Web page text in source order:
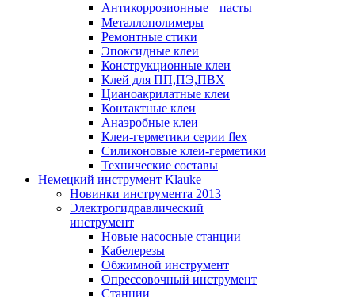
Антикоррозионные пасты
Металлополимеры
Ремонтные стики
Эпоксидные клеи
Конструкционные клеи
Клей для ПП,ПЭ,ПВХ
Цианоакрилатные клеи
Контактные клеи
Анаэробные клеи
Клеи-герметики серии flex
Силиконовые клеи-герметики
Технические составы
Немецкий инструмент Klauke
Новинки инструмента 2013
Электрогидравлический
инструмент
Новые насосные станции
Кабелерезы
Обжимной инструмент
Опрессовочный инструмент
Станции